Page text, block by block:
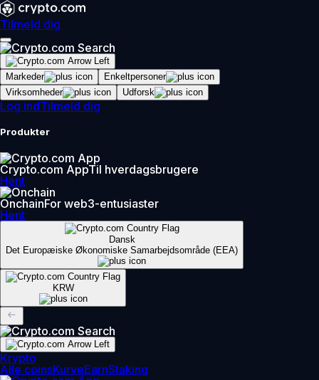
Tilmeld dig
Markeder
Enkeltpersoner
Virksomheder
Udforsk
Log indTilmeld dig
Produkter
Crypto.com AppTil hverdagsbrugere
Hent
OnchainFor web3-entusiaster
Hent
Dansk
Det Europæiske Økonomiske Samarbejdsområde (EEA)
KRW
Krypto
Alle coinsKurveEarnStaking